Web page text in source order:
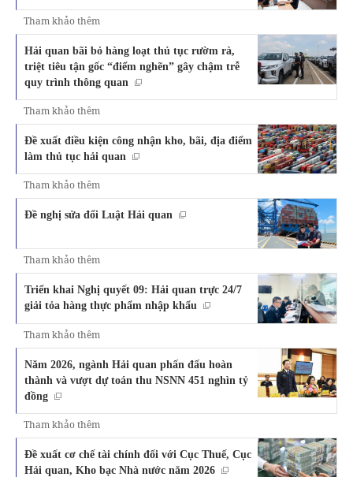
Tham khảo thêm
Hải quan bãi bỏ hàng loạt thủ tục rườm rà,
triệt tiêu tận gốc “điểm nghẽn” gây chậm trễ
quy trình thông quan
Tham khảo thêm
Đề xuất điều kiện công nhận kho, bãi, địa điểm
làm thủ tục hải quan
Tham khảo thêm
Đề nghị sửa đổi Luật Hải quan
Tham khảo thêm
Triển khai Nghị quyết 09: Hải quan trực 24/7
giải tỏa hàng thực phẩm nhập khẩu
Tham khảo thêm
Năm 2026, ngành Hải quan phấn đấu hoàn
thành và vượt dự toán thu NSNN 451 nghìn tỷ
đồng
Tham khảo thêm
Đề xuất cơ chế tài chính đối với Cục Thuế, Cục
Hải quan, Kho bạc Nhà nước năm 2026